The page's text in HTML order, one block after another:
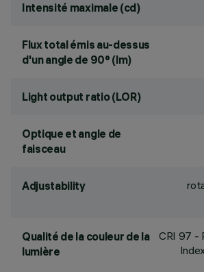
Intensité maximale (cd)
Flux total émis au-dessus
d'un angle de 90° (lm)
Light output ratio (LOR)
Optique et angle de
faisceau
Adjustability
Qualité de la couleur de la
lumière
CRI 97 -